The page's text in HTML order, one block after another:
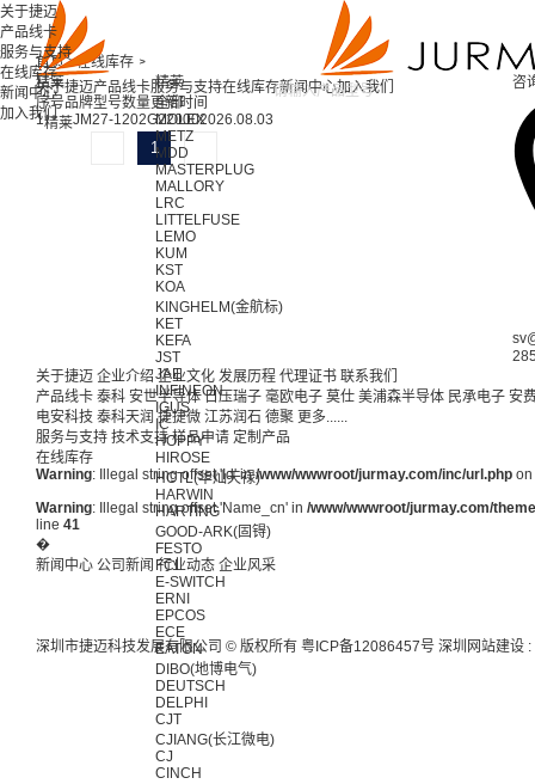
关于捷迈产品线卡服务与支持在线库存新闻中心加入我们
关于捷迈
产品线卡
服务与支持
在线库存
新闻中心
加入我们
首页 >在线库存 >
咨
精莱
精莱
全部
MOLEX
METZ
MDD
MASTERPLUG
MALLORY
LRC
LITTELFUSE
LEMO
KUM
KST
KOA
KINGHELM(金航标)
KET
KEFA
JST
JAE
INFINEON
IGUS
IC
HOPPY
HIROSE
HCTL(华灿天禄)
HARWIN
HARTING
GOOD-ARK(固锝)
FESTO
FCI
E-SWITCH
ERNI
EPCOS
ECE
EATON
DIBO(地博电气)
DEUTSCH
DELPHI
CJT
CJIANG(长江微电)
CJ
CINCH
序号品牌型号数量更新时间
1精莱JM27-1202G220002026.08.03
1
关于捷迈 企业介绍 企业文化 发展历程 代理证书 联系我们
产品线卡 泰科 安世半导体 日压瑞子 毫欧电子 莫仕 美浦森半导体 民承电子 安
电安科技 泰科天润 捷捷微 江苏润石 德聚 更多......
服务与支持 技术支持 样品申请 定制产品
在线库存
Warning: Illegal string offset 'Id' in/www/wwwroot/jurmay.com/inc/url.php
Warning: Illegal string offset 'Name_cn' in /www/wwwroot/jurmay.com/
line 41
�
新闻中心 公司新闻 行业动态 企业风采
深圳市捷迈科技发展有限公司 © 版权所有 粤ICP备12086457号 深圳网站建设 :